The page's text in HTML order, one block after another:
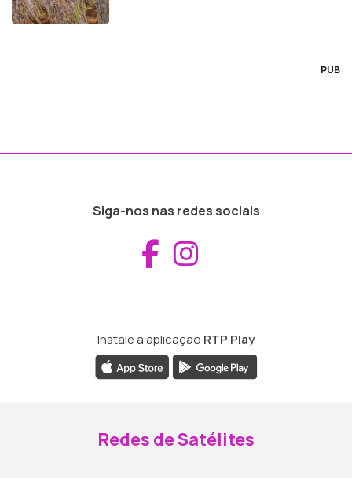
PUB
Siga-nos nas redes sociais
Aceder ao
Instale a aplicação RTP Play
Redes de Satélites